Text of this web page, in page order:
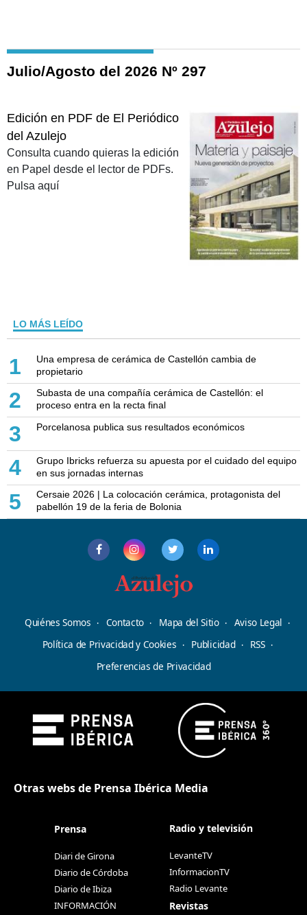
Julio/Agosto del 2026 Nº 297
Edición en PDF de El Periódico
del Azulejo
Consulta cuando quieras la edición
en Papel desde el lector de PDFs.
Pulsa aquí
LO MÁS LEÍDO
1
Una empresa de cerámica de Castellón cambia de
propietario
2
Subasta de una compañía cerámica de Castellón: el
proceso entra en la recta final
3 Porcelanosa publica sus resultados económicos
4
Grupo Ibricks refuerza su apuesta por el cuidado del equipo
en sus jornadas internas
5
Cersaie 2026 | La colocación cerámica, protagonista del
pabellón 19 de la feria de Bolonia
Quiénes Somos Contacto Mapa del Sitio
Aviso Legal
Política de Privacidad y Cookies
Publicidad
RSS
Preferencias de Privacidad
Otras webs de Prensa Ibérica Media
Prensa
Diari de Girona
Diario de Córdoba
Diario de Ibiza
INFORMACIÓN
Radio y televisión
LevanteTV
InformacionTV
Radio Levante
Revistas